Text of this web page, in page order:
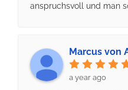
anspruchsvoll und man
Marcus von
a year ago